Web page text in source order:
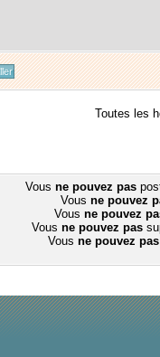
Toutes les
Vous ne pouvez pas
Vous ne pouvez
Vous ne pouvez
Vous ne pouvez pas
Vous ne pouvez pas